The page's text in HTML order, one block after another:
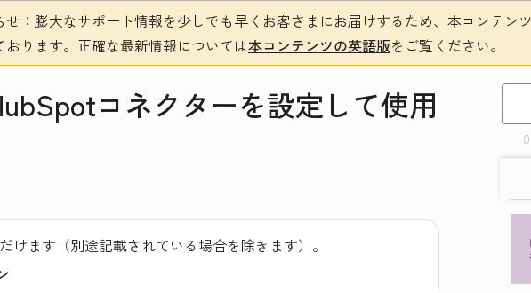
せ ：膨大なサポート情報を少しでも早くお客さまにお届けするため、本コンテン
ります。 正確な最新情報については本コンテンツの英語版をご覧ください。
コネクターを設定して使用
けます（別途記載されている場合を除きます）。